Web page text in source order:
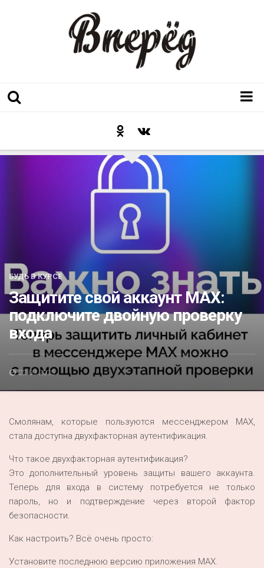
Послесловие к празднику
Неожиданный ракурс
Люди родного края
Акция
К 70-летию районного Дома культуры
Конкурс
Люди родного края
Национальные проекты
Перепись — 2020
БУДЬ В КУРСЕ
Защитите свой аккаунт МАХ:
подключите двойную проверку
входа
22.09.2025
Смолянам, которые пользуются мессенджером МАХ,
стала доступна двухфакторная аутентификация.
Что такое двухфакторная аутентификация?
Это дополнительный уровень защиты вашего аккаунта.
Теперь для входа в систему потребуется не только
пароль, но и подтверждение через второй фактор
безопасности.
Как настроить? Всё очень просто:
Установите последнюю версию приложения МАХ.